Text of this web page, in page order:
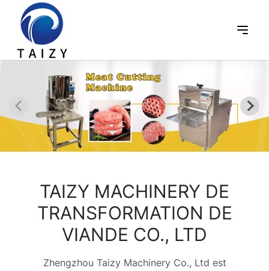
TAIZY MACHINERY DE
TRANSFORMATION DE
VIANDE CO., LTD
Zhengzhou Taizy Machinery Co., Ltd est